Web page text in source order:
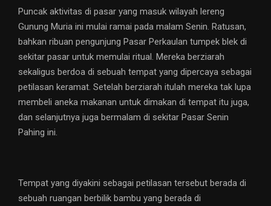
Puncak aktivitas di pasar yang masuk wilayah lereng
Gunung Muria ini mulai ramai pada malam Senin. Ratusan,
bahkan ribuan pengunjung Pasar Perkaulan tumpek blek di
sekitar pasar untuk memulai ritual. Mereka berziarah
sekaligus berdoa di sebuah tempat yang dipercaya sebagai
petilasan keramat. Setelah berziarah itulah mereka tak lupa
membeli aneka makanan untuk dimakan di tempat itu juga,
dan selanjutnya juga bermalam di sekitar Pasar Senin
Pahing ini.
Tempat yang diyakini sebagai petilasan tersebut berada di
sebuah ruangan berbilik bambu yang berada di